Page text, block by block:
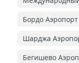
Бордо Аэропорт
Шарджа
Бегишево